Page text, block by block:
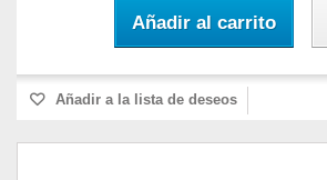
Añadir al carrito
Añadir a la lista de deseos